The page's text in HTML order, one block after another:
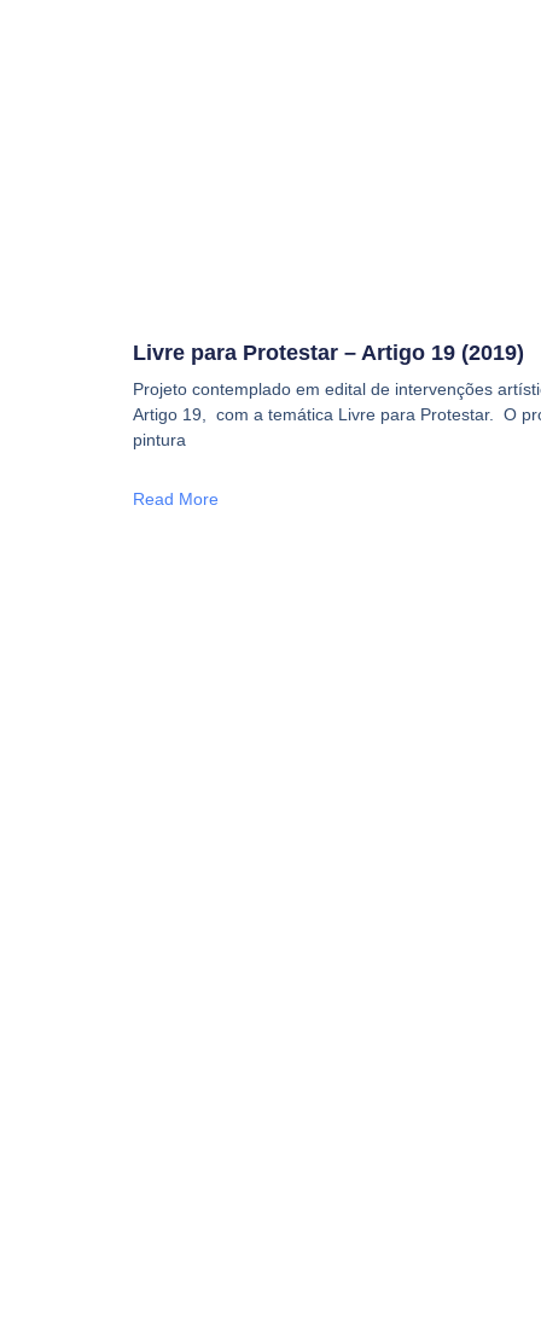
Livre para Protestar – Artigo 19 (2019)
Projeto contemplado em edital de intervenções
Artigo 19, com a temática Livre para Protestar. O
pintura
Read More